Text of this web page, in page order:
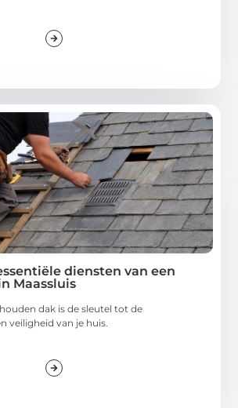
diensten van een
Maassluis
dak is de sleutel tot de
veiligheid van je huis.